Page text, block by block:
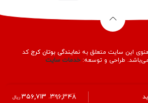
۳۹۶,۳۴۸ ۳۵۶,۷۱۳ ریال
این سایت متعلق به نمایندگی بوتان کرجکد
خدماتسایت